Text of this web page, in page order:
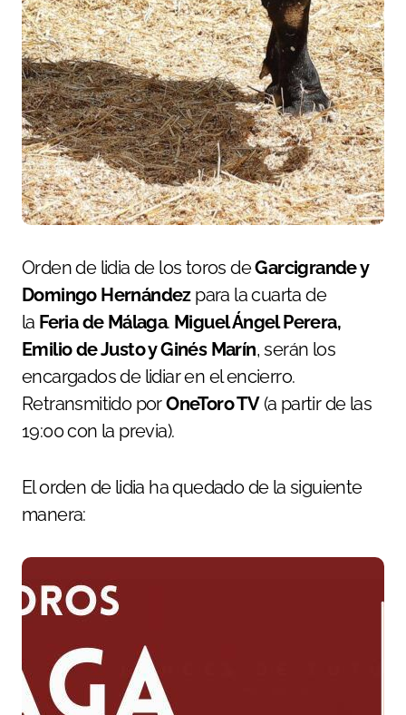
Orden de lidia de los toros deGarcigrande y
Domingo Hernándezpara la cuarta de
la Feria de Málaga. Miguel Ángel Perera,
Emilio de Justo y Ginés Marín, serán los
encargados de lidiar en el encierro.
Retransmitido porOneToro TV(a partir de las
19:00 con la previa).
El orden de lidia ha quedado de la siguiente
manera: